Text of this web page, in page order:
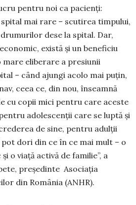
pentru noi ca pacienți:
mai rare – scutirea timpului,
dese la spital. Dar,
există și un beneficiu
eliberare a presiunii
– când ajungi acolo mai puțin,
ceea ce, din nou, înseamnă
cu copii mici pentru care aceste
adolescenții care se luptă și
de sine, pentru adulții
dori din ce în ce mai mult – o
o viață activă de familie”, a
președinte Asociația
din România (ANHR).